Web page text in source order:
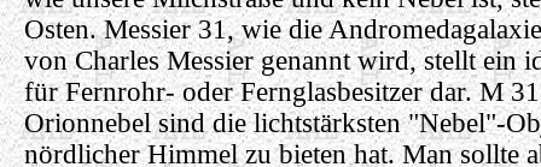
Osten. Messier 31, wie die
von Charles Messier genannt wird, stellt ein
für Fernrohr- oder Fernglasbesitzer dar. M
Orionnebel sind die lichtstärksten "Nebel"-
nördlicher Himmel zu bieten hat. Man sollte